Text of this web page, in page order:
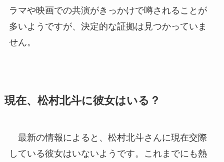
ラマや映画での共演がきっかけで噂されることが
多いようですが、決定的な証拠は見つかっていま
せん。
現在、松村北斗に彼女はいる？
最新の情報によると、松村北斗さんに現在交際
している彼女はいないようです。これまでにも熱